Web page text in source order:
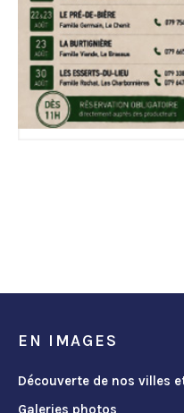
EN IMAGES
Découverte de nos villes
Galeries photos